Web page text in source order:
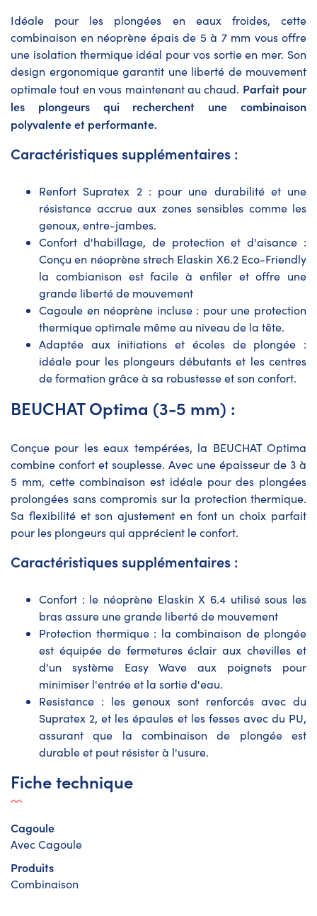
Idéale pour les plongées en eaux froides, cette
combinaison en néoprène épais de 5 à 7 mm vous offre
une isolation thermique idéal pour vos sortie en mer. Son
design ergonomique garantit une liberté de mouvement
optimale tout en vous maintenant au chaud. Parfait pour
les plongeurs qui recherchent une combinaison
polyvalente et performante.
Caractéristiques supplémentaires :
Renfort Supratex 2 : pour une durabilité et une
résistance accrue aux zones sensibles comme les
genoux, entre-jambes.
Confort d'habillage, de protection et d'aisance :
Conçu en néoprène strech Elaskin X6.2 Eco-Friendly
la combianison est facile à enfiler et offre une
grande liberté de mouvement
Cagoule en néoprène incluse : pour une protection
thermique optimale même au niveau de la tête.
Adaptée aux initiations et écoles de plongée :
idéale pour les plongeurs débutants et les centres
de formation grâce à sa robustesse et son confort.
BEUCHAT Optima (3-5 mm) :
Conçue pour les eaux tempérées, la BEUCHAT Optima
combine confort et souplesse. Avec une épaisseur de 3 à
5 mm, cette combinaison est idéale pour des plongées
prolongées sans compromis sur la protection thermique.
Sa flexibilité et son ajustement en font un choix parfait
pour les plongeurs qui apprécient le confort.
Caractéristiques supplémentaires :
Confort : le néoprène Elaskin X 6.4 utilisé sous les
bras assure une grande liberté de mouvement
Protection thermique : la combinaison de plongée
est équipée de fermetures éclair aux chevilles et
d'un système Easy Wave aux poignets pour
minimiser l'entrée et la sortie d'eau.
Resistance : les genoux sont renforcés avec du
Supratex 2, et les épaules et les fesses avec du PU,
assurant que la combinaison de plongée est
durable et peut résister à l'usure.
Fiche technique
Cagoule
Avec Cagoule
Produits
Combinaison